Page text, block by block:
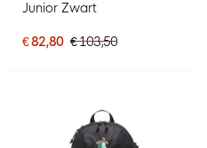
Junior Zwart
€ 82,80 € 103,50